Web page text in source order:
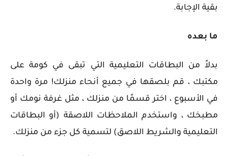
بقية الإجابة.
ما بعده
بدلاً من البطاقات التعليمية التي تبقى في كومة على
مكتبك ، قم بلصقها في جميع أنحاء منزلك! مرة واحدة
في الأسبوع ، اختر قسمًا من منزلك ، مثل غرفة نومك أو
مطبخك ، واستخدم الملاحظات اللاصقة (أو البطاقات
التعليمية والشريط اللاصق) لتسمية كل جزء من منزلك.